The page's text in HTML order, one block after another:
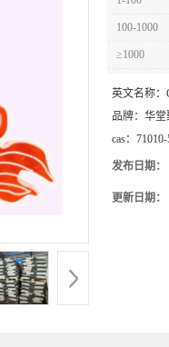
100-1000
≥1000
英文名称：
品牌： 华堂
cas：
发布日期：
更新日期：